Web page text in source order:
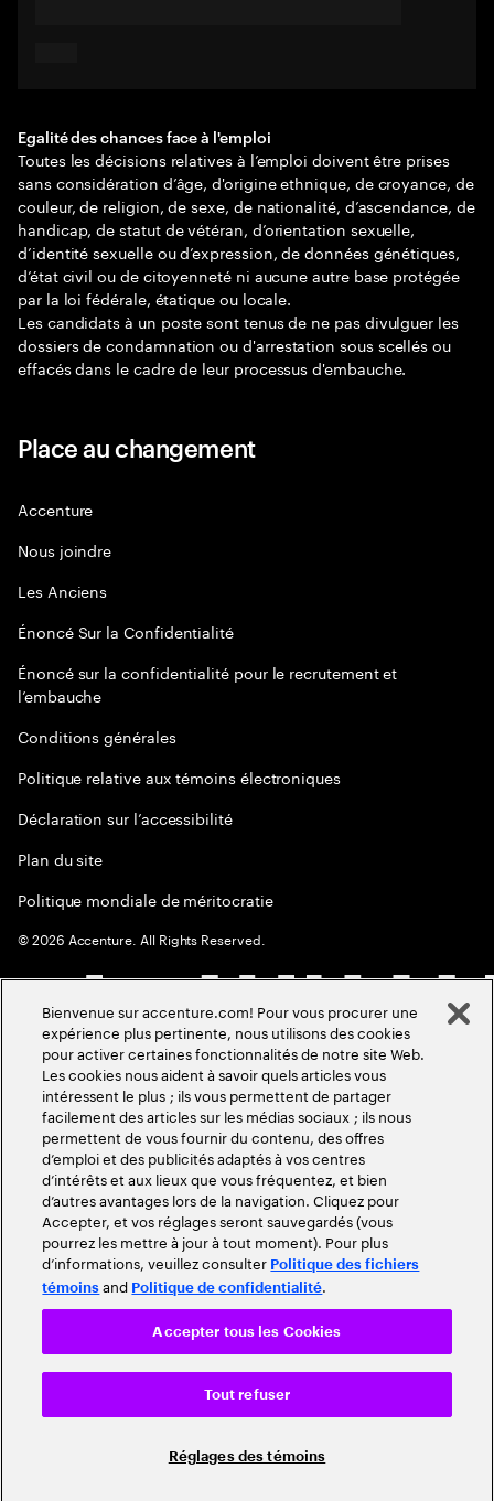
Egalité des chances face à l'emploi
Toutes les décisions relatives à l’emploi doivent être prises
sans considération d’âge, d'origine ethnique, de croyance, de
couleur, de religion, de sexe, de nationalité, d’ascendance, de
handicap, de statut de vétéran, d’orientation sexuelle,
d’identité sexuelle ou d’expression, de données génétiques,
d’état civil ou de citoyenneté ni aucune autre base protégée
par la loi fédérale, étatique ou locale.
Les candidats à un poste sont tenus de ne pas divulguer les
dossiers de condamnation ou d'arrestation sous scellés ou
effacés dans le cadre de leur processus d'embauche.
Place au changement
Accenture
Nous joindre
Les Anciens
Énoncé Sur la Confidentialité
Énoncé sur la confidentialité pour le recrutement et
l’embauche
Conditions générales
Politique relative aux témoins électroniques
Déclaration sur l’accessibilité
Plan du site
Politique mondiale de méritocratie
©2026 Accenture. All Rights Reserved.
Bienvenue sur accenture.com! Pour vous procurer une
expérience plus pertinente, nous utilisons des cookies
pour activer certaines fonctionnalités de notre site Web.
Les cookies nous aident à savoir quels articles vous
intéressent le plus ; ils vous permettent de partager
facilement des articles sur les médias sociaux ; ils nous
permettent de vous fournir du contenu, des offres
d’emploi et des publicités adaptés à vos centres
d’intérêts et aux lieux que vous fréquentez, et bien
d’autres avantages lors de la navigation. Cliquez pour
Accepter, et vos réglages seront sauvegardés (vous
pourrez les mettre à jour à tout moment). Pour plus
d’informations, veuillez consulter Politique des fichiers
témoins and Politique de confidentialité.
Réglages des témoins
Tout refuser
Accepter tous les Cookies